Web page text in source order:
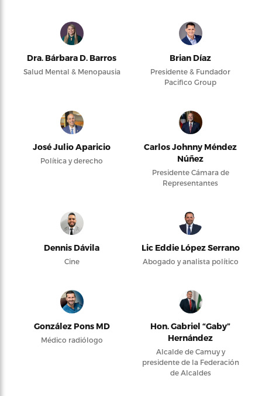
Dra. Bárbara D. Barros
Salud Mental & Menopausia
Brian Díaz
Presidente & Fundador
Pacifico Group
José Julio Aparicio
Política y derecho
Carlos Johnny Méndez
Núñez
Presidente Cámara de
Representantes
Dennis Dávila
Cine
Lic Eddie López Serrano
Abogado y analista político
González Pons MD
Médico radiólogo
Hon. Gabriel “Gaby”
Hernández
Alcalde de Camuy y
presidente de la Federación
de Alcaldes